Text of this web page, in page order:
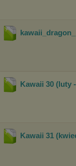
Kawaii 30 (luty
Kawaii 31